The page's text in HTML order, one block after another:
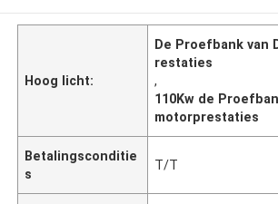
Hoog licht:
De Proefbank van
restaties
,
110Kw de
motorprestaties
Betalingsconditie
s
T/T